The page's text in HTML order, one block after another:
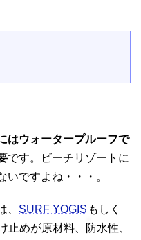
はウォータープルーフで
です。ビーチリゾートに
ですよね・・・。
、 SURF YOGIS もしく
止めが原材料、防水性、